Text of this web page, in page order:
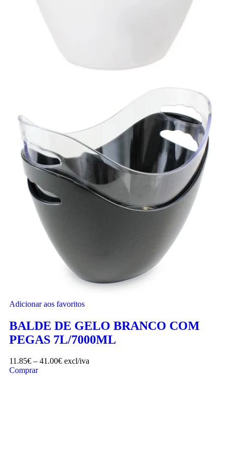
Adicionar aos favoritos
BALDE DE GELO BRANCO COM
PEGAS 7L/7000ML
11.85€ – 41.00€ excl/iva
Comprar